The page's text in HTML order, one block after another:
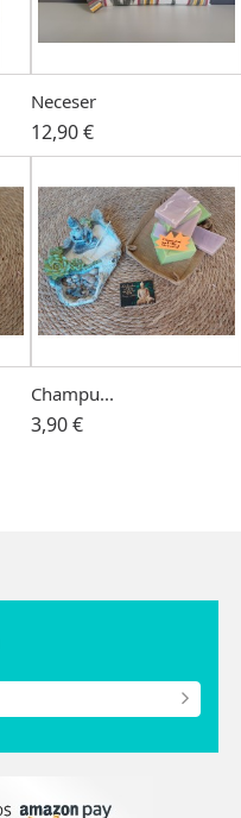
Neceser
12,90 €
Champu...
3,90 €